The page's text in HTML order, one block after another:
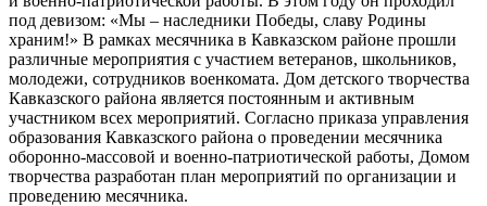
под девизом: «Мы – наследники Победы, славу Родины
храним!» В рамках месячника в Кавказском районе прошли
различные мероприятия с участием ветеранов, школьников,
молодежи, сотрудников военкомата. Дом детского творчества
Кавказского района является постоянным и активным
участником всех мероприятий. Согласно приказа управления
образования Кавказского района о проведении месячника
оборонно-массовой и военно-патриотической работы, Домом
творчества разработан план мероприятий по организации и
проведению месячника.